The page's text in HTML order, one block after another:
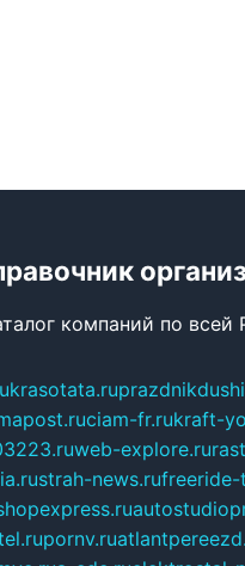
компаний по всей
krasotata.ru
ciam-fr.rukraft-
web-explore.ru
strah-news.rufreeride-
pornv.ru